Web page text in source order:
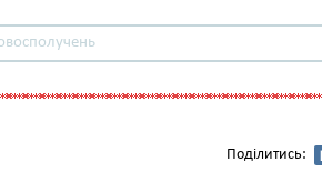
Поділитись: